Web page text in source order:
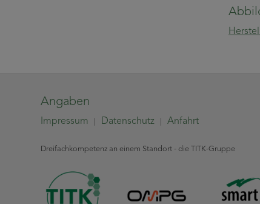
Angaben
Impressum Datenschutz Anfahrt
Dreifachkompetenz an einem Standort - die TITK-Gruppe